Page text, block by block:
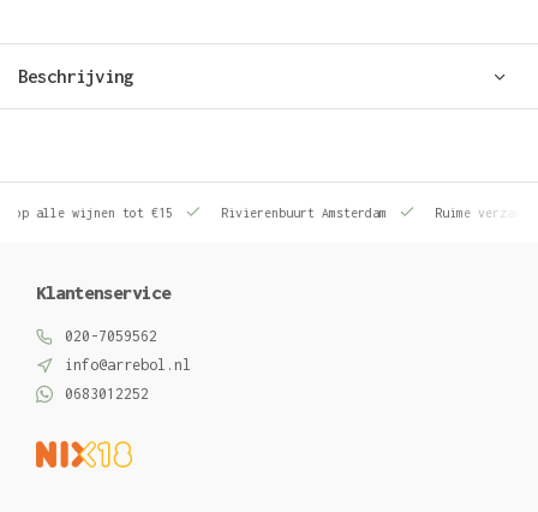
Beschrijving
wijnen tot €15 Rivierenbuurt Amsterdam Ruime verzameling
Klantenservice
020-7059562
info@arrebol.nl
0683012252